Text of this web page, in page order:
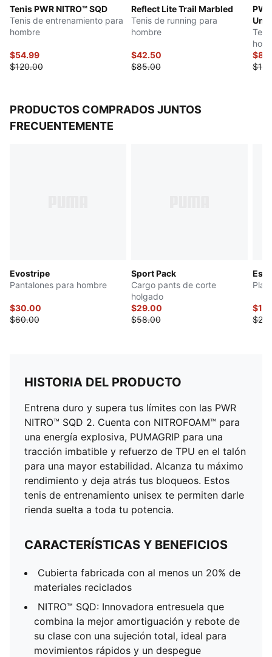
.
Cubierta en tejido de malla de alta tecnología
Con cordones
Detalles de la marca PUMA
Tenis PWR NITRO™ SQD
Tenis de entrenamiento para
hombre
$54.99
$120.00
Reflect Lite Trail Marbled
Tenis de running para
hombre
$42.50
$85.00
PRODUCTOS COMPRADOS JUNTOS
FRECUENTEMENTE
Evostripe
Pantalones para hombre
$30.00
$60.00
Sport Pack
Cargo pants de corte
holgado
$29.00
$58.00
HISTORIA DEL PRODUCTO
Entrena duro y supera tus límites con las PWR
NITRO™ SQD 2. Cuenta con NITROFOAM™ para
una energía explosiva, PUMAGRIP para una
tracción imbatible y refuerzo de TPU en el talón
para una mayor estabilidad. Alcanza tu máximo
rendimiento y deja atrás tus bloqueos. Estos
tenis de entrenamiento unisex te permiten darle
rienda suelta a toda tu potencia.
CARACTERÍSTICAS Y BENEFICIOS
Cubierta fabricada con al menos un 20% de
materiales reciclados
NITRO™ SQD: Innovadora entresuela que
combina la mejor amortiguación y rebote de
su clase con una sujeción total, ideal para
movimientos rápidos y un despegue